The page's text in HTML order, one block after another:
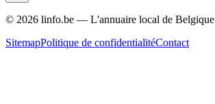
© 2026 linfo.be — L'annuaire local de Belgique
SitemapPolitique de confidentialitéContact